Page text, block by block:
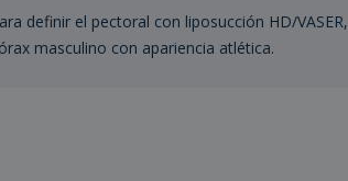
definir el pectoral con liposucción HD/VASER,
masculino con apariencia atlética.